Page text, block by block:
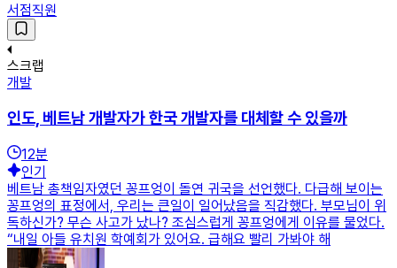
서점직원
스크랩
개발
인도, 베트남 개발자가 한국 개발자를 대체할 수 있을까
12분
인기
베트남 총책임자였던 꽁프엉이 돌연 귀국을 선언했다. 다급해 보이는
꽁프엉의 표정에서, 우리는 큰일이 일어났음을 직감했다. 부모님이 위
독하신가? 무슨 사고가 났나? 조심스럽게 꽁프엉에게 이유를 물었다.
“내일 아들 유치원 학예회가 있어요. 급해요 빨리 가봐야 해